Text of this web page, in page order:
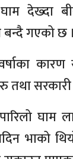
देख्दा
बन्दै गएको छ ।
तथा
घाम
भाको